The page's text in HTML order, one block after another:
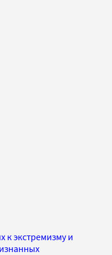
к экстремизму и